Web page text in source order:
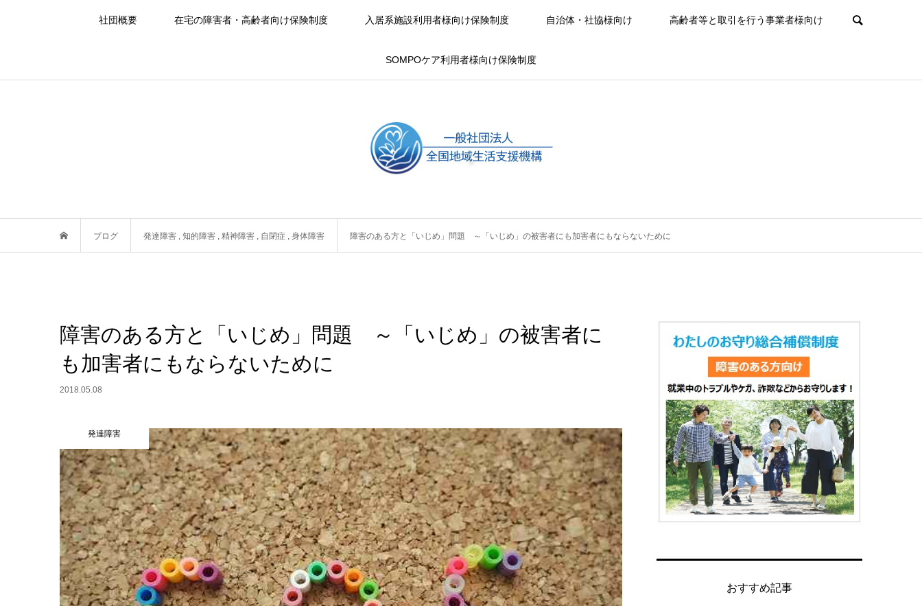
社団概要 在宅の障害者・高齢者向け保険制度 入居系施設利用者様向け保険制度 自治体・社協様向け 高齢者等と取引を行う事業者様向け
SOMPOケア利用者様向け保険制度
ブログ 発達障害 , 知的障害 , 精神障害 , 自閉症 , 身体障害 障害のある方と「いじめ」問題 ～「いじめ」の被害者にも加害者にもならないために
障害のある方と「いじめ」問題 ～「いじめ」の被害者に
も加害者にもならないために
2018.05.08
発達障害
おすすめ記事